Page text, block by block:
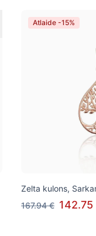
Atlaide -15%
Zelta kulons,
167.94 € 142.75